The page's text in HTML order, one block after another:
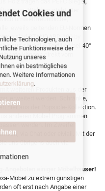
Cookies und
Technologien, auch
Funktionsweise der
unseres
ein bestmögliches
Weitere Informationen
.
von Wäldern steht. Der
umweltfreundliche,
jeweils geltenden EU-Normen
sind STANDARD 100 by
hinaus sind alle Textilien bei 40°
können direkt vom
weiteren Produkten aus der
erweitert werden. Schränke,
hier aus der Popsicle-Kollektion.
anderen Möbel Programmen
werden. Im Zweifel
via Chat oder eMail. Mit der
uns übrigens auch via
Angeboten einiger Möbelhäuser!
Möbel zu extrem günstigen
oft erst nach Angabe einer